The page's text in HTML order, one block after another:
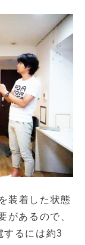
装着した状態
があるので、
するには約3